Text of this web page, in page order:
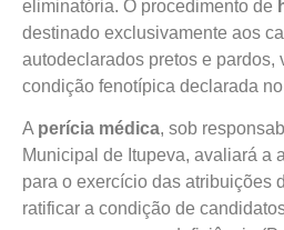
eliminatória. O procedimento de
destinado exclusivamente aos
autodeclarados pretos e pardos,
condição fenotípica declarada
A perícia médica, sob
Municipal de Itupeva, avaliará a
para o exercício das atribuições
ratificar a condição de